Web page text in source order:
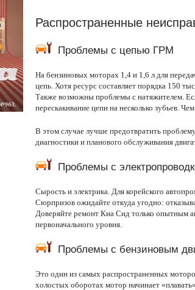
Распространенные
Проблемы с цепью ГРМ
На бензиновых моторах 1,4 и 1,6 л для
цепь. Хотя ресурс составляет порядка 150
Также возможны проблемы с натяжителем.
перескакивание цепи на несколько зубьев.
В этом случае лучше предотвратить
диагностики и планового обслуживания
Проблемы с
Сырость и электрика. Для корейского
Сюрпризов ожидайте откуда угодно:
Доверяйте ремонт Киа Сид только опытным
первоначального уровня.
Проблемы с бензиновым
Это один из самых распространенных
холостых оборотах мотор начинает